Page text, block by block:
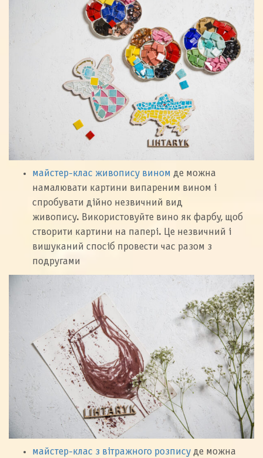
майстер-клас живопису вином де можна
намалювати картини випареним вином і
спробувати дійно незвичний вид
живопису. Використовуйте вино як фарбу, щоб
створити картини на папері. Це незвичний і
вишуканий спосіб провести час разом з
подругами
майстер-клас з вітражного розпису де можна